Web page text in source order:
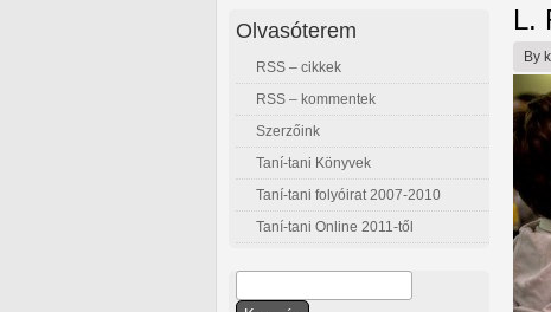
L.
By
Olvasóterem
RSS – cikkek
RSS – kommentek
Szerzőink
Taní-tani Könyvek
Taní-tani folyóirat 2007-2010
Taní-tani Online 2011-től